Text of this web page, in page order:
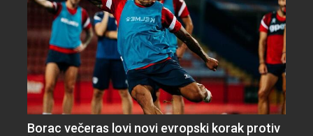
Borac večeras lovi novi evropski korak protiv